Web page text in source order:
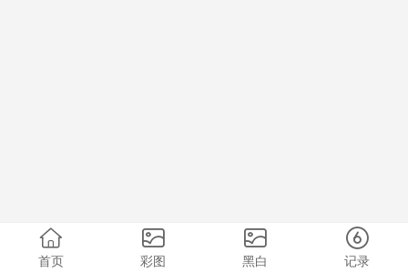
首页 彩图 黑白 记录